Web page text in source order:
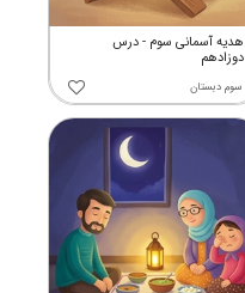
هدیه آسمانی سوم - درس
دوزادهم
سوم دبستان